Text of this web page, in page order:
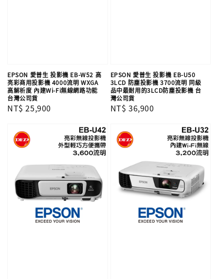
EPSON 愛普生 投影機 EB-W52 高
亮彩商用投影機 4000流明 WXGA
高解析度 內建Wi-Fi無線網路功能
台灣公司貨
Regular
NT$ 25,900
EPSON 愛普生 投影機 EB-U50
3LCD 防塵投影機 3700流明 同級
品中最耐用的3LCD防塵投影機 台
灣公司貨
Regular
NT$ 36,900